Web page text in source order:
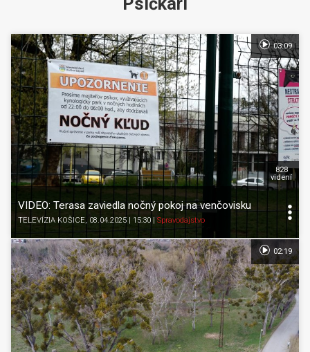
VIDEO: Terasa zaviedla nočný pokoj na venčovisku
TELEVÍZIA KOŠICE, 08.04.2025 | 15:30 |Spravodajstvo
828
videní
03:09
02:19